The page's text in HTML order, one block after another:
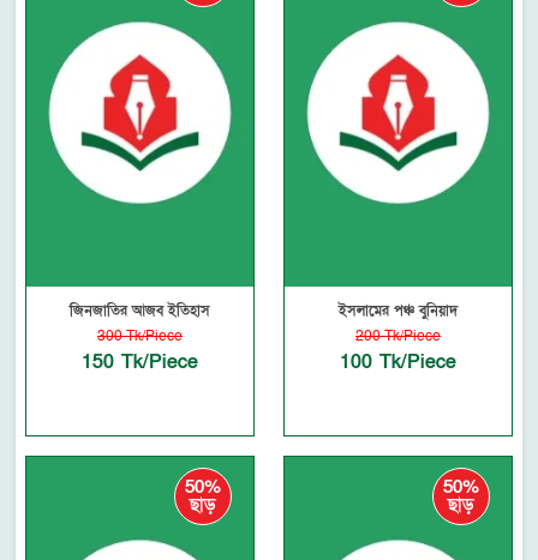
জিনজাতির আজব ইতিহাস
300 Tk/Piece
150 Tk/Piece
ইসলামের পঞ্চ বুনিয়াদ
200 Tk/Piece
100 Tk/Piece
50%
ছাড়
50%
ছাড়